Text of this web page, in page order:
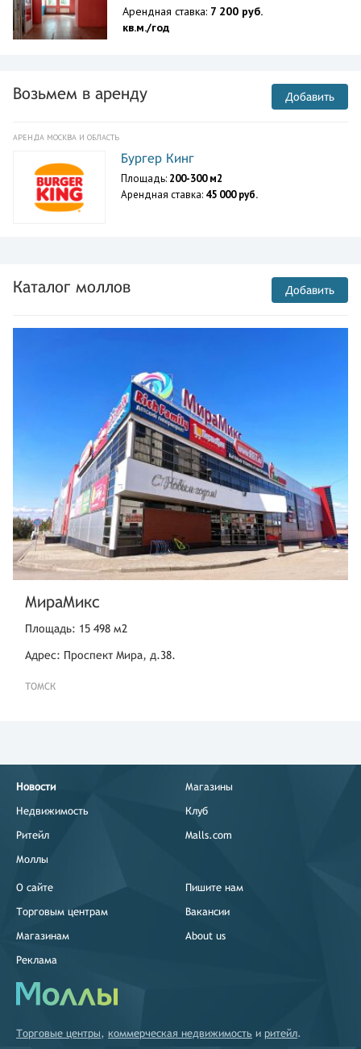
Арендная ставка: 7 200 руб.
кв.м./год
Возьмем в аренду Добавить
АРЕНДА МОСКВА И ОБЛАСТЬ
Бургер Кинг
Площадь: 200-300 м2
Арендная ставка: 45 000 руб.
Каталог моллов Добавить
МираМикс
Площадь: 15 498 м2
Адрес: Проспект Мира, д.38.
ТОМСК
Новости
Недвижимость
Ритейл
Моллы
Магазины
Клуб
Malls.com
О сайте
Торговым центрам
Магазинам
Реклама
Пишите нам
Вакансии
About us
Торговые центры, коммерческая недвижимость и ритейл.